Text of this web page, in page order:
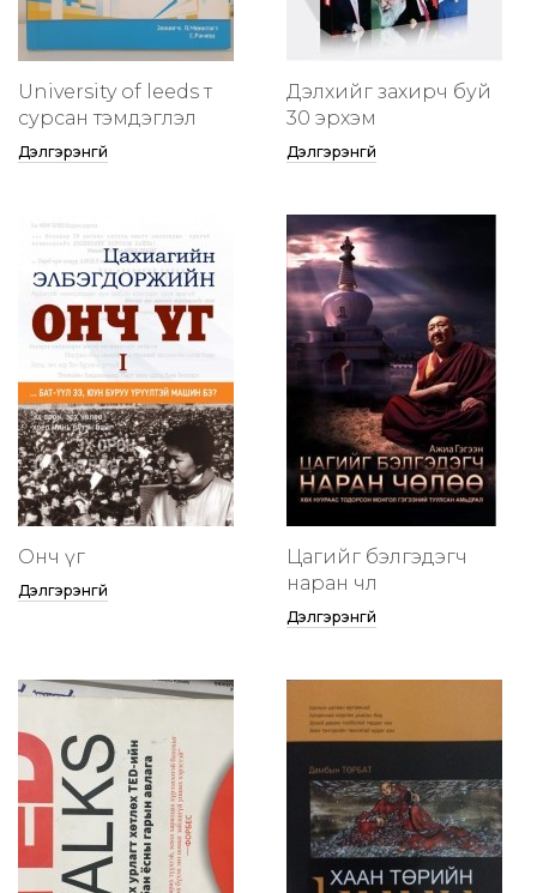
University of leeds т
сурсан тэмдэглэл
Дэлгэрэнгүй
Дэлхийг захирч буй
30 эрхэм
Дэлгэрэнгүй
Онч үг
Дэлгэрэнгүй
Цагийг бэлгэдэгч
наран чөлөө
Дэлгэрэнгүй